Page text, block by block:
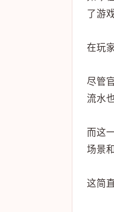
了游
在玩
尽管
流水
而这
场景
这简